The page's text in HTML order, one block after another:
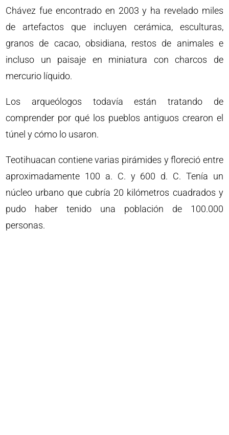
Chávez fue encontrado en 2003 y ha revelado miles
de artefactos que incluyen cerámica, esculturas,
granos de cacao, obsidiana, restos de animales e
incluso un paisaje en miniatura con charcos de
mercurio líquido.
Los arqueólogos todavía están tratando de
comprender por qué los pueblos antiguos crearon el
túnel y cómo lo usaron.
Teotihuacan contiene varias pirámides y floreció entre
aproximadamente 100 a. C. y 600 d. C. Tenía un
núcleo urbano que cubría 20 kilómetros cuadrados y
pudo haber tenido una población de 100.000
personas.